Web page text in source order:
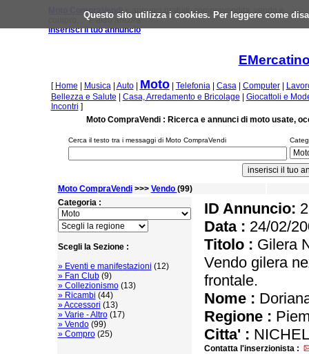
Questo sito utilizza i cookies. Per leggere come
Moto CompraVendi »annunci gratuiti, compravendita, vendo e
compro, ... e altro ancora
inserisci il tuo annuncio
[ Home Musica| Auto| Moto| Telefonia| Casa| Computer|
Bellezza e Salute
Casa, Arredamento e Bricolage
Giocattoli e
Incontri ]
Moto CompraVendi : Ricerca e annunci di moto usate,
Cerca il testo tra i messaggi di Moto CompraVendi
Moto CompraVendi>>> Vendo (99)
Categoria :
Scegli la Sezione :
» Eventi e manifestazioni (12)
» Fan Club(9)
» Collezionismo(13)
» Ricambi (44)
» Accessori (13)
» Varie - Altro(17)
» Vendo(99)
» Compro(25)
ID Annuncio:
Data : 24/02/
Titolo : Gilera
Vendo gilera
frontale.
Nome :
Regione :
Citta' :
Contatta l'inserzionista :